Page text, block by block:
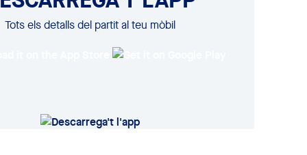
Tots els detalls del partit al teu mòbil